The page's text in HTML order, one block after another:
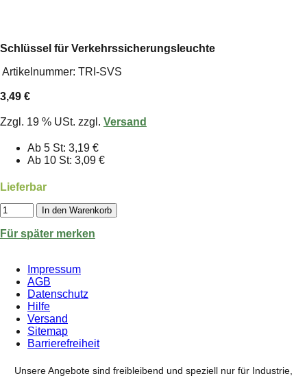
Schlüssel für Verkehrssicherungsleuchte
Artikelnummer: TRI-SVS
3,49 €
Zzgl. 19 % USt. zzgl. Versand
Ab 5 St: 3,19 €
Ab 10 St: 3,09 €
Lieferbar
In den Warenkorb
Für später merken
Impressum
AGB
Datenschutz
Hilfe
Versand
Sitemap
Barrierefreiheit
Unsere Angebote sind freibleibend und speziell nur für Industrie,